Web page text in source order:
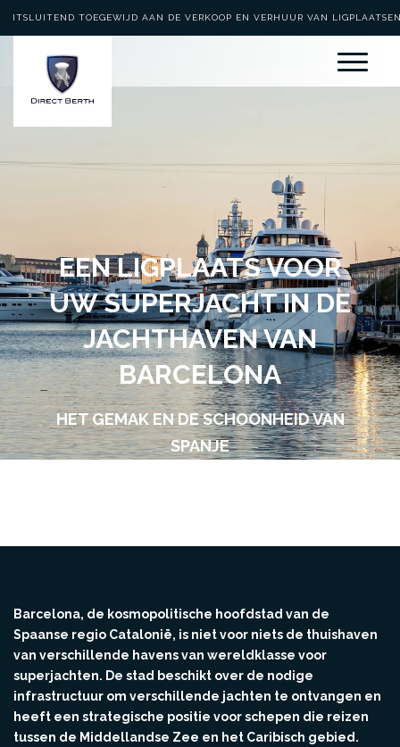
UITSLUITEND TOEGEWIJD AAN DE VERKOOP EN VERHUUR VAN
EEN LIGPLAATS VOOR
UW SUPERJACHT IN DE
JACHTHAVEN VAN
BARCELONA
HET GEMAK EN DE SCHOONHEID VAN
SPANJE
Barcelona, de kosmopolitische hoofdstad van de
Spaanse regio Catalonië, is niet voor niets de thuishaven
van verschillende havens van wereldklasse voor
superjachten. De stad beschikt over de nodige
infrastructuur om verschillende jachten te ontvangen en
heeft een strategische positie voor schepen die reizen
tussen de Middellandse Zee en het Caribisch gebied.